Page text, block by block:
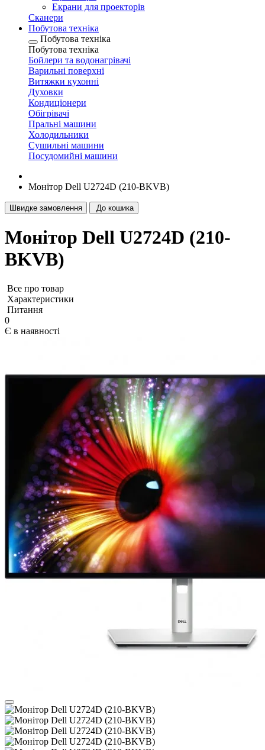
Екрани для проекторів
Сканери
Побутова техніка
Побутова техніка
Побутова техніка
Бойлери та водонагрівачі
Варильні поверхні
Витяжки кухонні
Духовки
Кондиціонери
Обігрівачі
Пральні машини
Холодильники
Сушильні машини
Посудомийні машини
Монітор Dell U2724D (210-BKVB)
Швидке замовлення До кошика
Монітор Dell U2724D (210-
BKVB)
Все про товар
Характеристики
Питання
0
Є в наявності